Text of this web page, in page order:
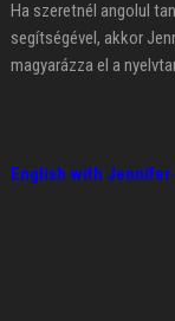
Ha szeretnél angolul
segítségével, akkor
magyarázza el a
English with Jennifer